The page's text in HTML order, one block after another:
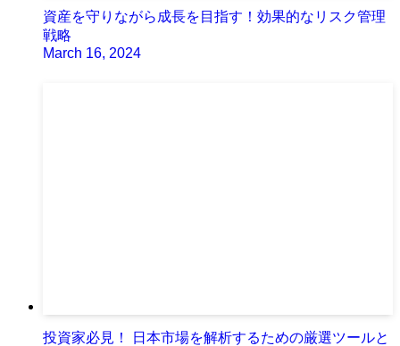
資産を守りながら成長を目指す！効果的なリスク管理
戦略
March 16, 2024
投資家必見！ 日本市場を解析するための厳選ツールと